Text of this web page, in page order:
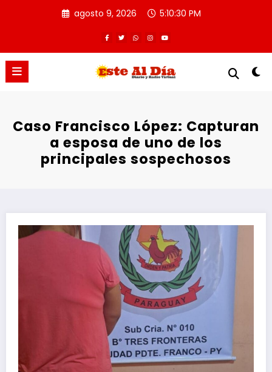
agosto 9, 2026 5:10:30 PM
Caso Francisco López: Capturan
a esposa de uno de los
principales sospechosos